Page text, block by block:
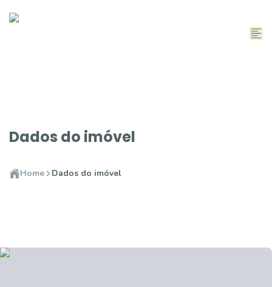
Dados do imóvel
Home Dados do imóvel